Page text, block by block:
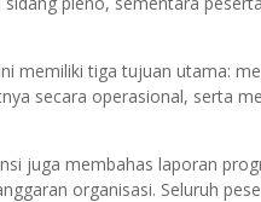
memiliki tiga tujuan utama:
secara operasional, serta
juga membahas laporan
organisasi. Seluruh